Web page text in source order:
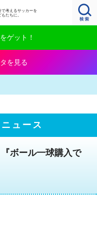
で考えるサッカーを
もたちに。
ゲット！
を見る
ュース
ボール一球購入で